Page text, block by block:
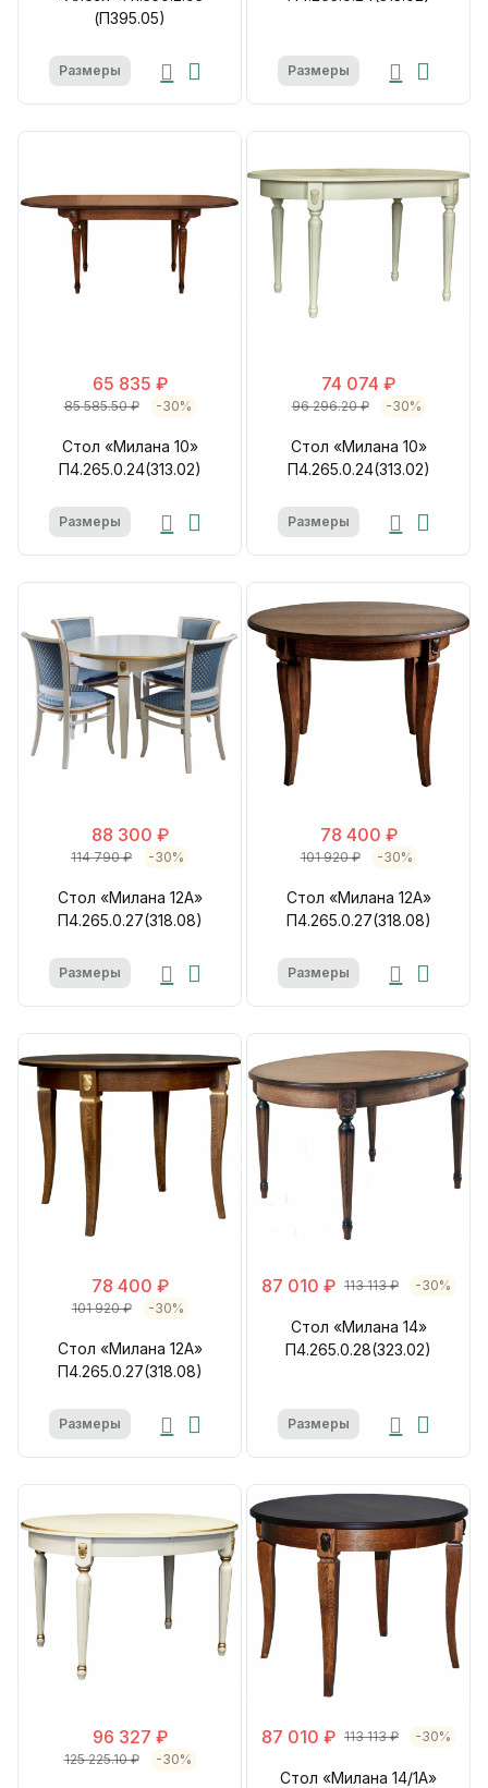
(П395.05)
Размеры Размеры
65 835 ₽
85 585.50 ₽ -30%
Стол «Милана 10»
П4.265.0.24(313.02)
Размеры
74 074 ₽
96 296.20 ₽ -30%
Стол «Милана 10»
П4.265.0.24(313.02)
Размеры
88 300 ₽
114 790 ₽ -30%
Стол «Милана 12А»
П4.265.0.27(318.08)
Размеры
78 400 ₽
101 920 ₽ -30%
Стол «Милана 12А»
П4.265.0.27(318.08)
Размеры
78 400 ₽
101 920 ₽ -30%
Стол «Милана 12А»
П4.265.0.27(318.08)
Размеры
87 010 ₽ 113 113 ₽ -30%
Стол «Милана 14»
П4.265.0.28(323.02)
Размеры
96 327 ₽
125 225.10 ₽ -30%
87 010 ₽ 113 113 ₽ -30%
Стол «Милана 14/1А»